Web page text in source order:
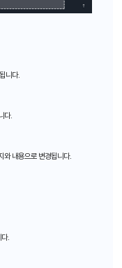
니다.
다.
와 내용으로 변경됩니다.
.